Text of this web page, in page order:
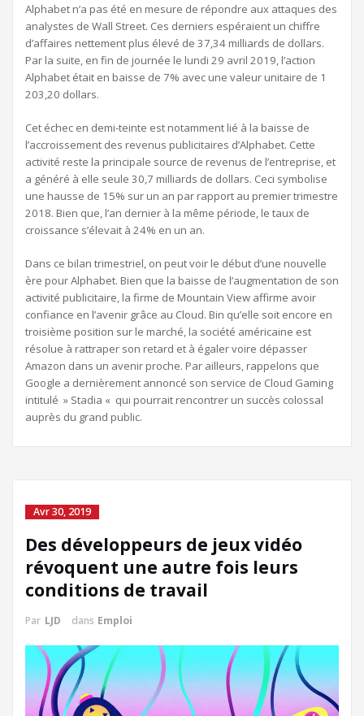
Alphabet n’a pas été en mesure de répondre aux attaques des
analystes de Wall Street. Ces derniers espéraient un chiffre
d’affaires nettement plus élevé de 37,34 milliards de dollars.
Par la suite, en fin de journée le lundi 29 avril 2019, l’action
Alphabet était en baisse de 7% avec une valeur unitaire de 1
203,20 dollars.
Cet échec en demi-teinte est notamment lié à la baisse de
l’accroissement des revenus publicitaires d’Alphabet. Cette
activité reste la principale source de revenus de l’entreprise, et
a généré à elle seule 30,7 milliards de dollars. Ceci symbolise
une hausse de 15% sur un an par rapport au premier trimestre
2018. Bien que, l’an dernier à la même période, le taux de
croissance s’élevait à 24% en un an.
Dans ce bilan trimestriel, on peut voir le début d’une nouvelle
ère pour Alphabet. Bien que la baisse de l’augmentation de son
activité publicitaire, la firme de Mountain View affirme avoir
confiance en l’avenir grâce au Cloud. Bin qu’elle soit encore en
troisième position sur le marché, la société américaine est
résolue à rattraper son retard et à égaler voire dépasser
Amazon dans un avenir proche. Par ailleurs, rappelons que
Google a dernièrement annoncé son service de Cloud Gaming
intitulé » Stadia « qui pourrait rencontrer un succès colossal
auprès du grand public.
Avr 30, 2019
Des développeurs de jeux vidéo
révoquent une autre fois leurs
conditions de travail
Par LJD dans Emploi